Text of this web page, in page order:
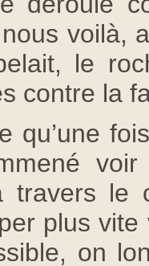
voilà,
le
contre la
qu’une
travers le
plus
on